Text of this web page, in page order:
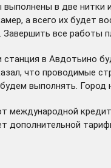
в две
а всего их будет
все работы
в Авдотьино
что проводимые
выполнять. Город